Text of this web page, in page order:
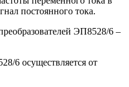
постоянного тока.
ЭП8528/6 –
6 осуществляется от